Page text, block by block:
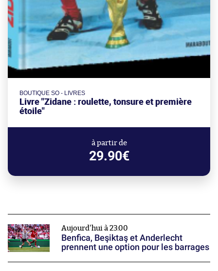
BOUTIQUE SO - LIVRES
Livre "Zidane : roulette, tonsure et première
étoile"
à partir de
29.90€
Aujourd'hui à 23:00
Benfica, Beşiktaş et Anderlecht
prennent une option pour les barrages